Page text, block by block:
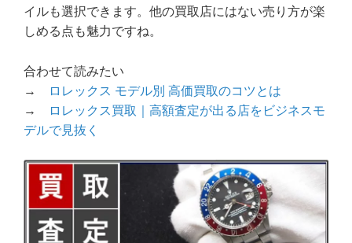
イルも選択できます。他の買取店にはない売り方が楽
しめる点も魅力ですね。
合わせて読みたい
→
ロレックス モデル別 高価買取のコツとは
→
ロレックス買取｜高額査定が出る店をビジネスモ
デルで見抜く